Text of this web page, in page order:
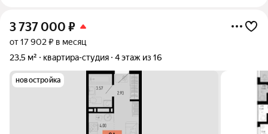
3 737 000 ₽
от 17 902 ₽ в месяц
23,5 м²
квартира-студия 4 этаж из 16
новостройка